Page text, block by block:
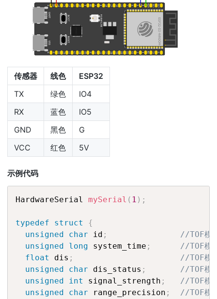
传感器 线色
ESP32
TX
绿色
IO4
RX
蓝色
IO5
GND
黑色
G
VCC
红色 5V
示例代码
HardwareSerial mySerial ( 1 ) ;
typedef struct
{
unsigned
char id ;
//TOF模
unsigned
long system_time ;
//TOF模
float
dis ;
//TOF模
unsigned
char dis_status ;
//TOF模
unsigned
int signal_strength ;
//TOF模
unsigned
char range_precision ;
//TOF模